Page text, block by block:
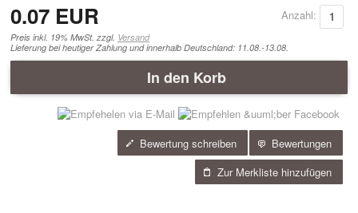
Anzahl:
0.07 EUR
Preis inkl. 19% MwSt. zzgl. Versand
Lieferung bei heutiger Zahlung und innerhalb Deutschland: 11.08.-13.08.
In den Korb
Bewertungen
Bewertung schreiben
Zur Merkliste hinzufügen